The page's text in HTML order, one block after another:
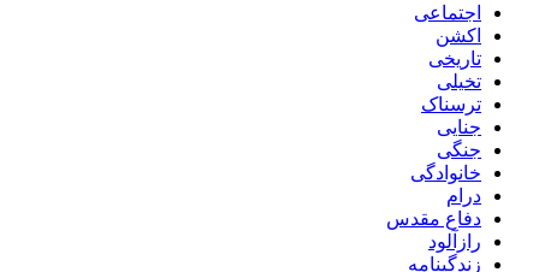
اجتماعی
اکشن
تاریخی
تخیلی
ترسناک
جنایی
جنگی
خانوادگی
درام
دفاع مقدس
رازآلود
زندگینامه